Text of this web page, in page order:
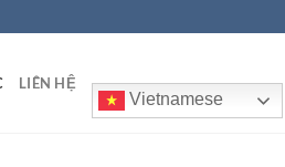
LIÊN HỆ
Vietnamese